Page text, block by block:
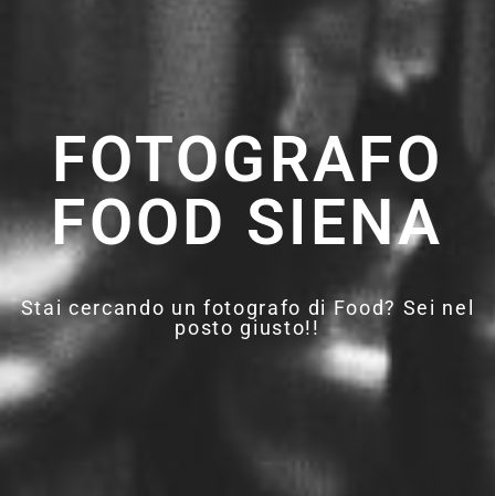
FOTOGRAFO
FOOD SIENA
Stai cercando un fotografo di Food? Sei nel
posto giusto!!